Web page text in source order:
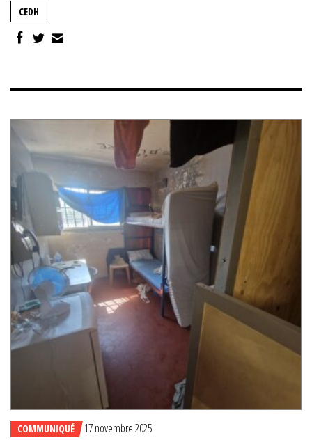
CEDH
COMMUNIQUÉ 17 novembre 2025